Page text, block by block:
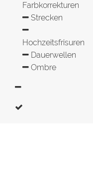
Farbkorrekturen
Strecken
Hochzeitsfrisuren
Dauerwellen
Ombre